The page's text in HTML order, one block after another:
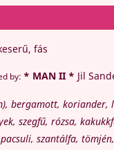
fás
by: * MAN II * Jil
bergamott, koriander,
szegfű, rózsa,
szantálfa,